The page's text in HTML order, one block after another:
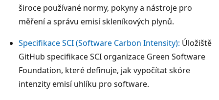
široce používané normy, pokyny a nástroje pro
měření a správu emisí skleníkových plynů.
Specifikace SCI (Software Carbon Intensity): Úložiště
GitHub specifikace SCI organizace Green Software
Foundation, které definuje, jak vypočítat skóre
intenzity emisí uhlíku pro software.